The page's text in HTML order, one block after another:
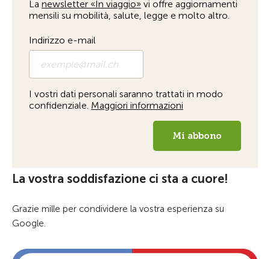
La vostra soddisfazione ci sta a cuore!
Grazie mille per condividere la vostra esperienza su
Google.